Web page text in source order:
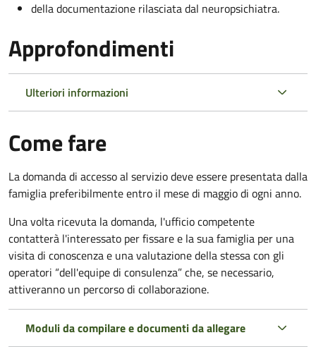
della documentazione rilasciata dal neuropsichiatra.
Approfondimenti
Ulteriori informazioni
Come fare
La domanda di accesso al servizio deve essere presentata dalla
famiglia preferibilmente entro il mese di maggio di ogni anno.
Una volta ricevuta la domanda, l'ufficio competente
contatterà l'interessato per fissare e la sua famiglia per una
visita di conoscenza e una valutazione della stessacon gli
operatori “dell'equipe di consulenza” che, se necessario,
attiveranno un percorso di collaborazione.
Moduli da compilare e documenti da allegare